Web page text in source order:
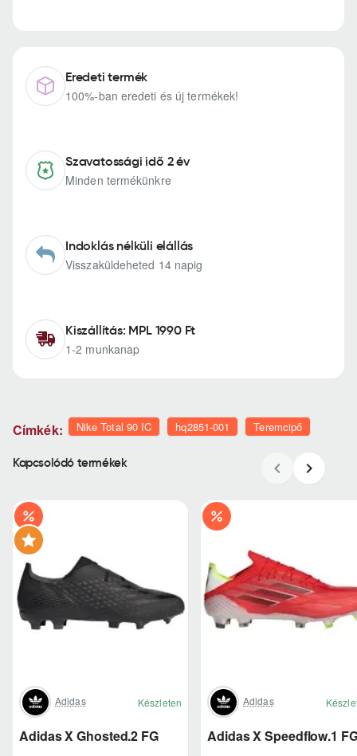
Eredeti termék
100%-ban eredeti és új termékek!
Szavatossági idő 2 év
Minden termékünkre
Indoklás nélküli elállás
Visszaküldeheted 14 napig
Kiszállítás: MPL 1990 Ft
1-2 munkanap
Címkék: Nike Total 90 IC hq2851-001 Teremcipő
Kapcsolódó termékek
Adidas Készleten
Adidas X Ghosted.2 FG
Adidas
Adidas X Speedflow.1